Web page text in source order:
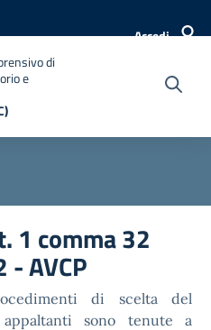
Accedi
di
e
1 comma 32
AVCP
di scelta del
sono tenute a